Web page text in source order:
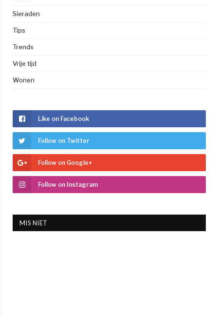
Sieraden
Tips
Trends
Vrije tijd
Wonen
Like on Facebook
Follow on Twitter
Follow on Google+
Follow on Instagram
MIS NIET